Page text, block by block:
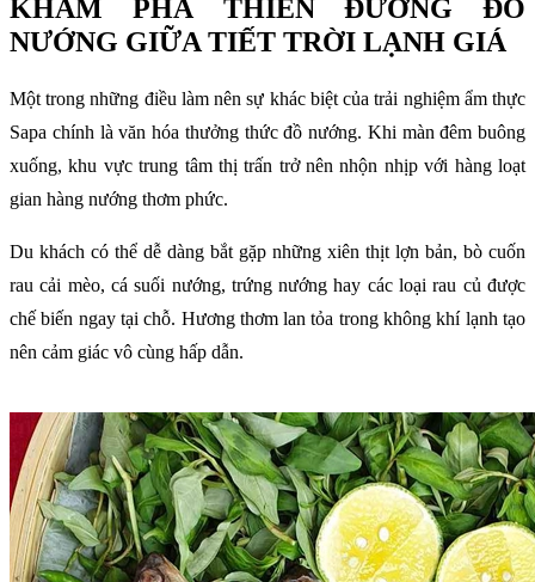
KHÁM PHÁ THIÊN ĐƯỜNG ĐỒ
NƯỚNG GIỮA TIẾT TRỜI LẠNH GIÁ
Một trong những điều làm nên sự khác biệt của trải nghiệm ẩm thực
Sapa chính là văn hóa thưởng thức đồ nướng. Khi màn đêm buông
xuống, khu vực trung tâm thị trấn trở nên nhộn nhịp với hàng loạt
gian hàng nướng thơm phức.
Du khách có thể dễ dàng bắt gặp những xiên thịt lợn bản, bò cuốn
rau cải mèo, cá suối nướng, trứng nướng hay các loại rau củ được
chế biến ngay tại chỗ. Hương thơm lan tỏa trong không khí lạnh tạo
nên cảm giác vô cùng hấp dẫn.